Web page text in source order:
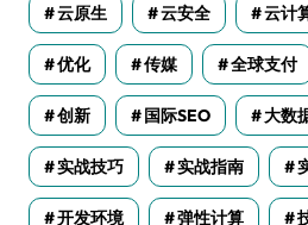
云原生 云安全 云计
优化 传媒 全球支付
创新 国际SEO 大数
实战技巧 实战指南
开发环境 弹性计算